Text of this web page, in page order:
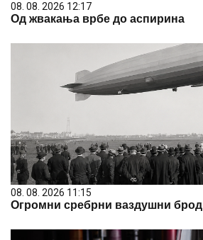
08. 08. 2026 12:17
Од жвакања врбе до аспирина
08. 08. 2026 11:15
Огромни сребрни ваздушни брод